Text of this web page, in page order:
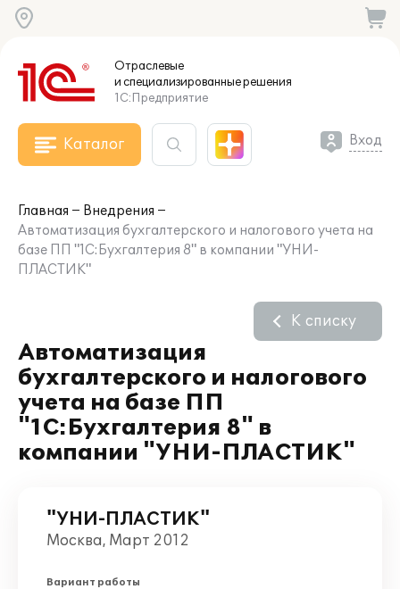
Отраслевые
и специализированныерешения
1С:Предприятие
Каталог Вход
Главная
Внедрения
Автоматизация бухгалтерского и налогового учета на
базе ПП "1С:Бухгалтерия 8" в компании "УНИ-
ПЛАСТИК"
Автоматизация
бухгалтерского и налогового
учета на базе ПП
"1С:Бухгалтерия 8" в
компании "УНИ-ПЛАСТИК"
К списку
"УНИ-ПЛАСТИК"
Москва, Март 2012
Вариант работы